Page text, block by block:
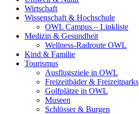
Wirtschaft
Wissenschaft & Hochschule
OWL Campus – Linkliste
Medizin & Gesundheit
Wellness-Radroute OWL
Kind & Familie
Tourismus
Ausflugsziele in OWL
Freizeitbäder & Freizeitparks
Golfplätze in OWL
Museen
Schlösser & Burgen